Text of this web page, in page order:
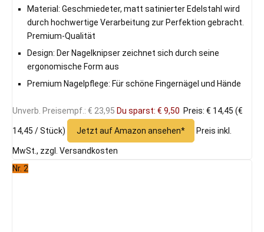
Material: Geschmiedeter, matt satinierter Edelstahl wird
durch hochwertige Verarbeitung zur Perfektion gebracht.
Premium-Qualität
Design: Der Nagelknipser zeichnet sich durch seine
ergonomische Form aus
Premium Nagelpflege: Für schöne Fingernägel und Hände
Unverb. Preisempf.: € 23,95 Du sparst: € 9,50 Preis: € 14,45 (€
14,45 / Stück) Jetzt auf Amazon ansehen* Preis inkl.
MwSt., zzgl. Versandkosten
Nr. 2